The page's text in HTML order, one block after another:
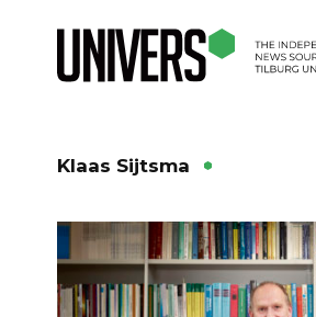
Klaas Sijtsma